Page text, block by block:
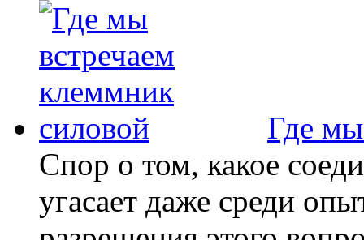
Где
Спор о том, какое
угасает даже среди